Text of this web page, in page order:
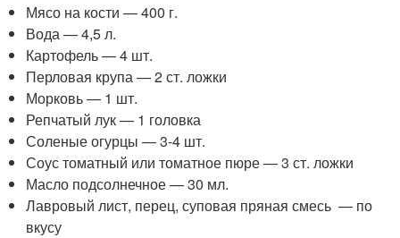
Мясо на кости — 400 г.
Вода — 4,5 л.
Картофель — 4 шт.
Перловая крупа — 2 ст. ложки
Морковь — 1 шт.
Репчатый лук — 1 головка
Соленые огурцы — 3-4 шт.
Соус томатный или томатное пюре — 3 ст. ложки
Масло подсолнечное — 30 мл.
Лавровый лист, перец, суповая пряная смесь — по
вкусу